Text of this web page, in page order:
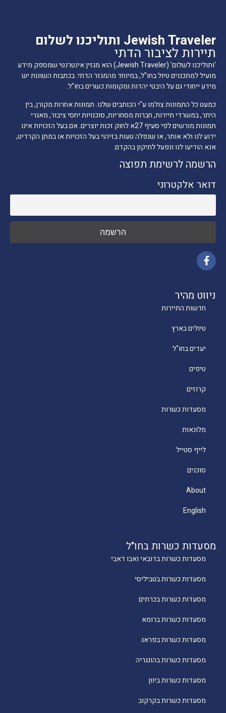
מסעדות כשרות בחו"ל
מסעדות כשרות בדובאי ואבו דאבי
מסעדות כשרות בטביליסי
מסעדות כשרות בכרתים
מסעדות כשרות ברומא
מסעדות כשרות בפראג
מסעדות כשרות בהונגריה
מסעדות כשרות ביוון
מסעדות כשרות בקרקוב
ניווט מהיר
חדשות התיירות
טיולים בארץ
יעדים בחו"ל
טיפים
קרוזים
מסעדות כשרות
מלונאות
לייף סטייל
סוכנים
About
English
Jewish Traveler ותוליכנו לשלום
תיירות לציבור הדתי
'ותוליכנו לשלום' (Jewish Traveler) הוא מגזין אינטרנטי שמספק מידע
מועיל למתכננים טיול בחו"ל, במיוחד מהמגזר הדתי. בכתבות השונות יש
מידע ייחודי גם על היבטי יהדות ומקומות כשרים בחו"ל.
כמעט כל התמונות צולמו ע"י הכותבים שלנו. תמונות אחרות מקורן, בין
היתר, במשרדי תיירות, חברות מסחריות, סוכנויות יחסי ציבור, מאגרי
תמונות מורשים לפי סעיף 27א לחוק זכות יוצרים. אם בעל הזכויות אינו
ידוע לנו ולא אותר, או שנפלה טעות בזיהוי בעל הזכויות או במתן הקרדיט,
אנא הודיעו לנו ונפעל לתיקון בהקדם.
הרשמה לרשימת תפוצה
דואר אלקטרוני